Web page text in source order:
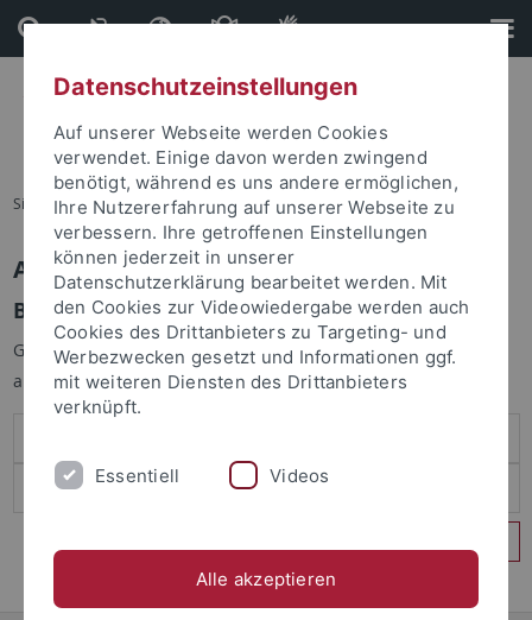
Direkt
zum
Inhalt
Direkt
zur
Fußleiste
Sie sind hier: Startseite
Anmelden
Benutzeranmeldung
Geben Sie Ihren Benutzernamen und Ihr Passwort an um sich
anzumelden:
Datenschutzeinstellungen
Auf unserer Webseite werden Cookies
verwendet. Einige davon werden zwingend
benötigt, während es uns andere ermöglichen,
Ihre Nutzererfahrung auf unserer Webseite zu
verbessern. Ihre getroffenen Einstellungen
können jederzeit in unserer
Datenschutzerklärung bearbeitet werden. Mit
den Cookies zur Videowiedergabe werden auch
Cookies des Drittanbieters zu Targeting- und
Werbezwecken gesetzt und Informationen ggf.
mit weiteren Diensten des Drittanbieters
verknüpft.
Essentiell Videos
Alle akzeptieren